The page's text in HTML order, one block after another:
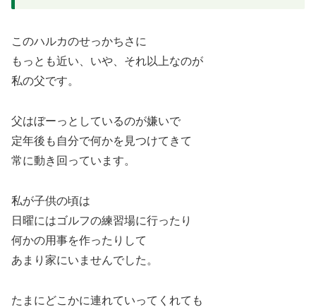
このハルカのせっかちさに
もっとも近い、いや、それ以上なのが
私の父です。
父はぼーっとしているのが嫌いで
定年後も自分で何かを見つけてきて
常に動き回っています。
私が子供の頃は
日曜にはゴルフの練習場に行ったり
何かの用事を作ったりして
あまり家にいませんでした。
たまにどこかに連れていってくれても